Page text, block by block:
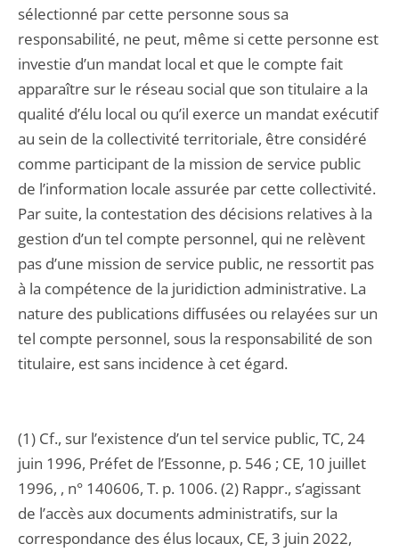
sélectionné par cette personne sous sa
responsabilité, ne peut, même si cette personne est
investie d’un mandat local et que le compte fait
apparaître sur le réseau social que son titulaire a la
qualité d’élu local ou qu’il exerce un mandat exécutif
au sein de la collectivité territoriale, être considéré
comme participant de la mission de service public
de l’information locale assurée par cette collectivité.
Par suite, la contestation des décisions relatives à la
gestion d’un tel compte personnel, qui ne relèvent
pas d’une mission de service public, ne ressortit pas
à la compétence de la juridiction administrative. La
nature des publications diffusées ou relayées sur un
tel compte personnel, sous la responsabilité de son
titulaire, est sans incidence à cet égard.
(1) Cf., sur l’existence d’un tel service public, TC, 24
juin 1996, Préfet de l’Essonne, p. 546 ; CE, 10 juillet
1996, , n° 140606, T. p. 1006. (2) Rappr., s’agissant
de l’accès aux documents administratifs, sur la
correspondance des élus locaux, CE, 3 juin 2022,